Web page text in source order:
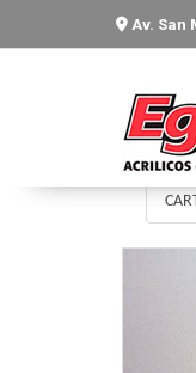
Av. San